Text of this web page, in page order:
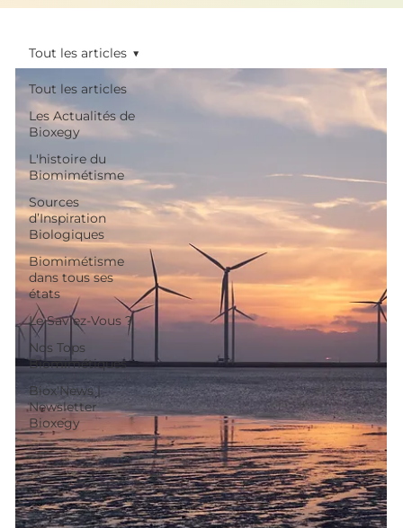
Tout les articles
Les Actualités de
Bioxegy
L'histoire du
Biomimétisme
Sources
d’Inspiration
Biologiques
Biomimétisme
dans tous ses
états
Le Saviez-Vous ?
Nos Tops
Biomimétiques
Biox'News |
Newsletter
Bioxegy
Tout les articles